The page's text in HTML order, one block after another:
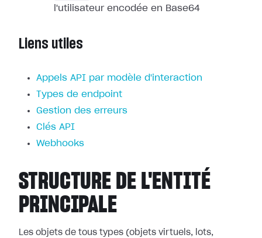
l'utilisateur encodée en Base64
Liens utiles
Appels API par modèle d'interaction
Types de endpoint
Gestion des erreurs
Clés API
Webhooks
STRUCTURE DE L'ENTITÉ
PRINCIPALE
Les objets de tous types (objets virtuels, lots,